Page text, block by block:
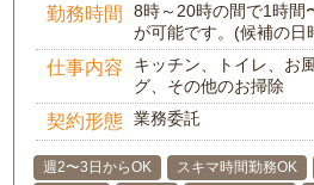
勤務時間
8時～20時の間で1時間
が可能です。(候補の日
仕事内容
キッチン、トイレ、お
グ、その他のお掃除
契約形態 業務委託
週2〜3日からOK スキマ時間勤務OK